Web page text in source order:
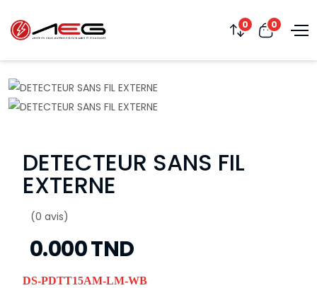
0 0
DETECTEUR SANS FIL
EXTERNE
(0 avis)
0.000 TND
DS-PDTT15AM-LM-WB